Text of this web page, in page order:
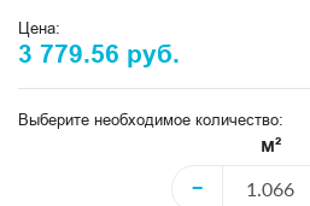
Цена:
3 779.56 руб.
Выберите необходимое количество:
м²
−